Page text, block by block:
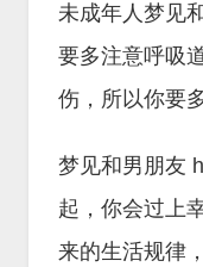
未成年人梦见
要多注意呼吸
伤，所以你要
梦见和男朋友
起，你会过上
来的生活规律